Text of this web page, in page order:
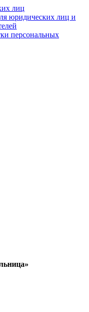
лиц
юридических лиц и
персональных